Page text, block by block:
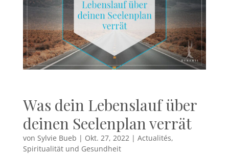
Was dein Lebenslauf über
deinen Seelenplan verrät
von Sylvie Bueb | Okt. 27, 2022| Actualités,
Spiritualität und Gesundheit